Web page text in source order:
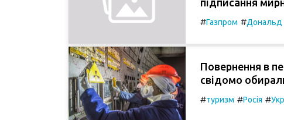
#Газпром #Дональд
Повернення в
свідомо
#туризм #Росія #